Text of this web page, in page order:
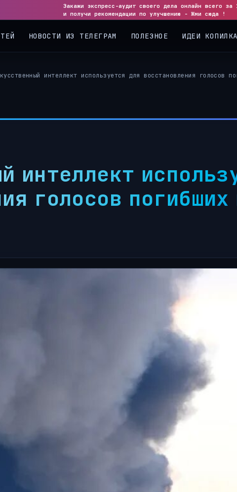
Закажи экспресс-аудит своего дела онлайн всего за
и получи рекомендации по улучшению - Жми сюда !
интеллект используется для восстановления голосов
интеллект
голосов погибших